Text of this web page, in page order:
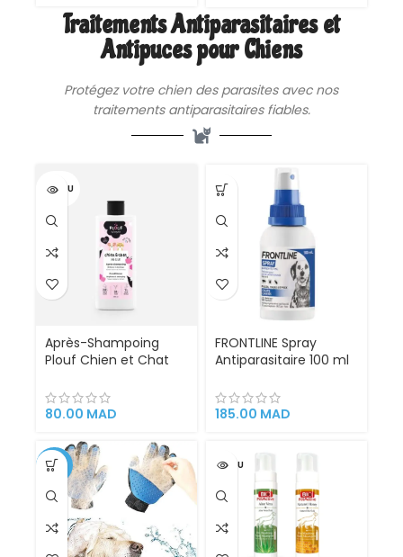
Traitements Antiparasitaires et
Antipuces pour Chiens
Protégez votre chien des parasites avec nos
traitements antiparasitaires fiables.
VENDU
Après-Shampoing
Plouf Chien et Chat
80.00 MAD
FRONTLINE Spray
Antiparasitaire 100 ml
Chiots et Chatons |
Élimine Puces et
185.00 MAD
-33% VENDU